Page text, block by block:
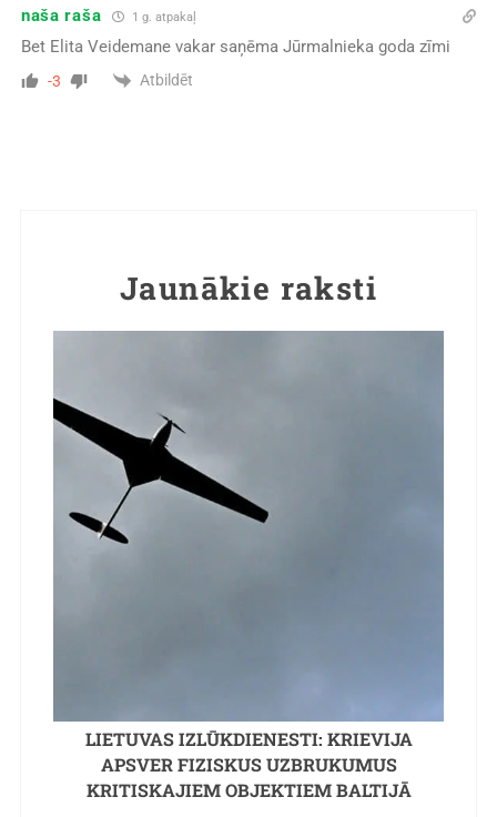
naša raša 1 g. atpakaļ
Bet Elita Veidemane vakar saņēma Jūrmalnieka goda zīmi
-3 Atbildēt
Jaunākie raksti
LIETUVAS IZLŪKDIENESTI: KRIEVIJA
APSVER FIZISKUS UZBRUKUMUS
KRITISKAJIEM OBJEKTIEM BALTIJĀ